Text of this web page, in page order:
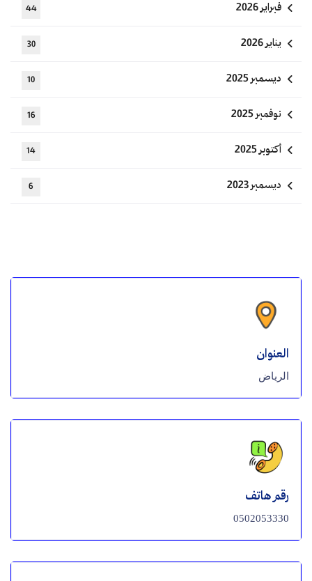
فبراير 2026 44
يناير 2026 30
ديسمبر 2025 10
نوفمبر 2025 16
أكتوبر 2025 14
ديسمبر 2023 6
العنوان
الرياض
رقم هاتف
0502053330